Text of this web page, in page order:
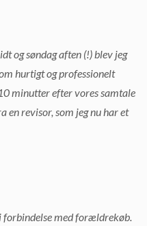
og søndag aften (!) blev jeg
hurtigt og professionelt
minutter efter vores samtale
en revisor, som jeg nu har et
forbindelse med forældrekøb.